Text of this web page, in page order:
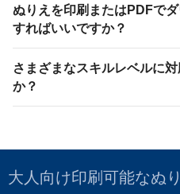
ぬりえを印刷またはPDFで
すればいいですか？
さまざまなスキルレベルに
か？
大人向け印刷可能なぬ